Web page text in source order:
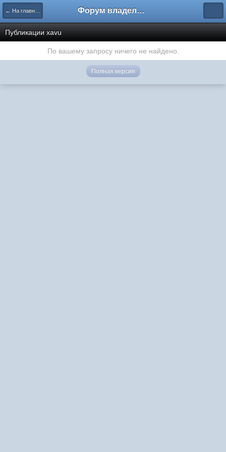
← На главную Форум владельцев интернет-магазинов
Публикации xavu
По вашему запросу ничего не найдено.
Полная версия